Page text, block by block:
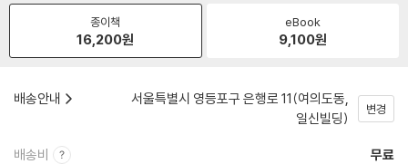
종이책
16,200원
eBook
9,100원
배송안내
서울특별시 영등포구 은행로 11(여의도동,
일신빌딩)
변경
배송비 무료